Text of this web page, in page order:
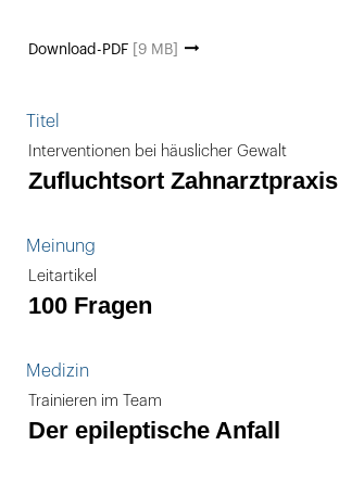
Download-PDF [9 MB]
Titel
Interventionen bei häuslicher Gewalt
Zufluchtsort Zahnarztpraxis
Meinung
Leitartikel
100 Fragen
Medizin
Trainieren im Team
Der epileptische Anfall